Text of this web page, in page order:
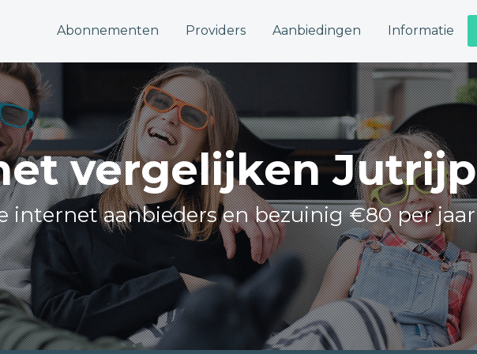
Abonnementen Providers Aanbiedingen Informatie
vergelijken Jutrijp
internet aanbieders en bezuinig €80 per jaar